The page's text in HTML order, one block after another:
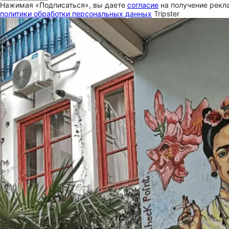
Нажимая «Подписаться», вы даете согласие на получение
политики обработки персональных данных Tripster